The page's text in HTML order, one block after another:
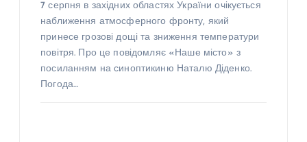
7 серпня в західних областях України очікується
наближення атмосферного фронту, який
принесе грозові дощі та зниження температури
повітря. Про це повідомляє «Наше місто» з
посиланням на синоптикиню Наталю Діденко.
Погода…